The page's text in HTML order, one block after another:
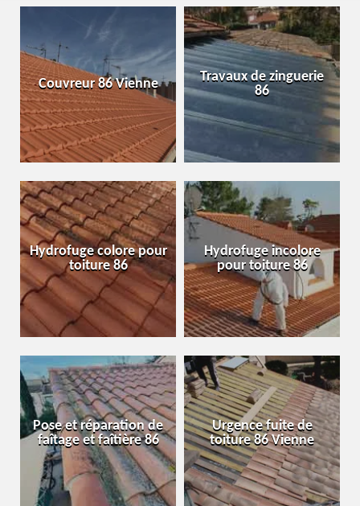
Couvreur 86 Vienne
Travaux de zinguerie
86
Hydrofuge colore pour
toiture 86
Hydrofuge incolore
pour toiture 86
Pose et réparation de
faîtage et faîtière 86
Urgence fuite de
toiture 86 Vienne